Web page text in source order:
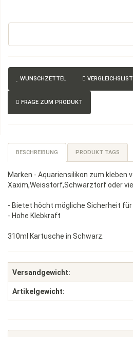
WUNSCHZETTEL
FRAGE ZUM PRODUKT
BESCHREIBUNG PRODUKT TAGS
Marken - Aquariensilikon zum kleben
Xaxim,Weisstorf,Schwarztorf oder
- Bietet höcht mögliche Sicherheit für
- Hohe Klebkraft
310ml Kartusche in Schwarz.
Versandgewicht:
Artikelgewicht: